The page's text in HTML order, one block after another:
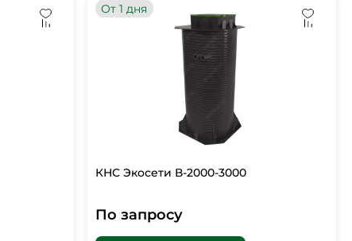
От 1 дня
КНС Экосети В-2000-3000
По запросу